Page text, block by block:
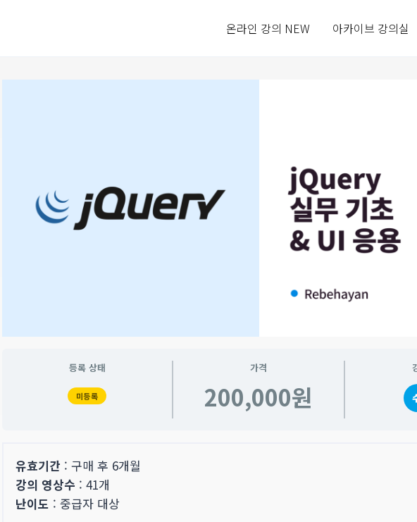
온라인 강의 NEW 아카이브 강의실
등록 상태
미등록
가격
200,000원
유효기간 : 구매 후 6개월
강의 영상수 : 41개
난이도 : 중급자 대상